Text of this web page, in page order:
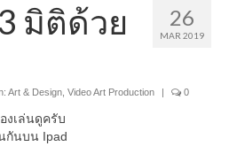
26
MAR 2019
มิติด้วย
Art & Design Video Art Production | 0
งเล่นดูครับ
กันบน Ipad